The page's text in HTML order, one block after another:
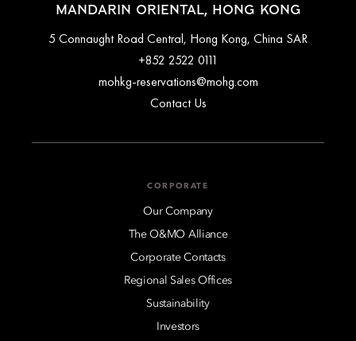
MANDARIN ORIENTAL, HONG KONG
5 Connaught Road Central, Hong Kong, China SAR
+852 2522 0111
mohkg-reservations@mohg.com
Contact Us
CORPORATE
Our Company
The O&MO Alliance
Corporate Contacts
Regional Sales Offices
Sustainability
Investors